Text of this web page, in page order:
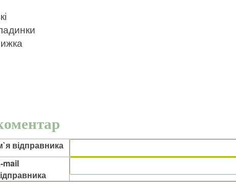
відправника
mail